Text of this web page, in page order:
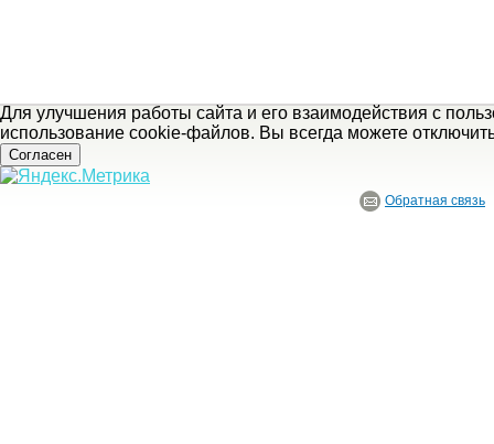
Для улучшения работы сайта и его взаимодействия с
использование cookie-файлов. Вы всегда можете
Согласен
Обратная связь